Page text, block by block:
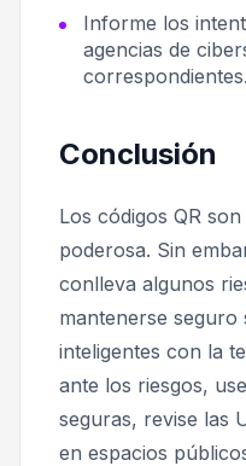
Informe los
agencias de
correspondientes.
Conclusión
Los códigos QR
poderosa. Sin
conlleva algunos
mantenerse seguro
inteligentes con la
ante los riesgos,
seguras, revise las
en espacios